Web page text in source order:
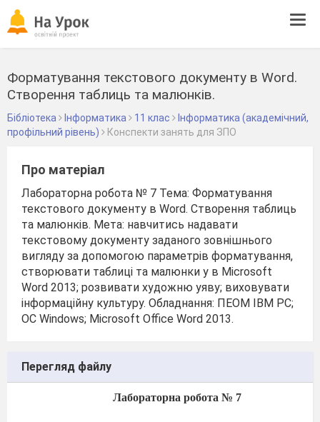
Форматування текстового документу в Word.
Створення таблиць та малюнків.
Бібліотека Інформатика 11 клас
Інформатика (академічний,
профільний рівень)
Конспекти занять для ЗПО
Про матеріал
Лабораторна робота № 7 Тема: Форматування
текстового документу в Word. Створення таблиць
та малюнків. Мета: навчитись надавати
текстовому документу заданого зовнішнього
вигляду за допомогою параметрів форматування,
створювати таблиці та малюнки у в Microsoft
Word 2013; розвивати художню уяву; виховувати
інформаційну культуру. Обладнання: ПЕОМ IBM PC;
ОС Windows; Microsoft Office Word 2013.
Перегляд файлу
Лабораторна робота № 7